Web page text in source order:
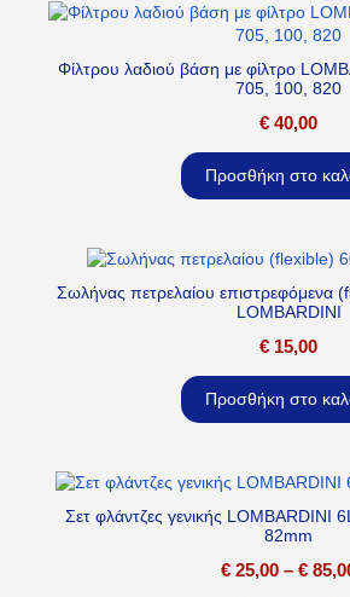
Φίλτρου λαδιού βάση με φίλτρο
705, 100, 820
€ 40,00
Προσθήκη στο
Σωλήνας πετρελαίου
LOMBARDINI
€ 15,00
Προσθήκη στο
Σετ φλάντζες γενικής LOMBARDINI
82mm
€ 25,00 – €